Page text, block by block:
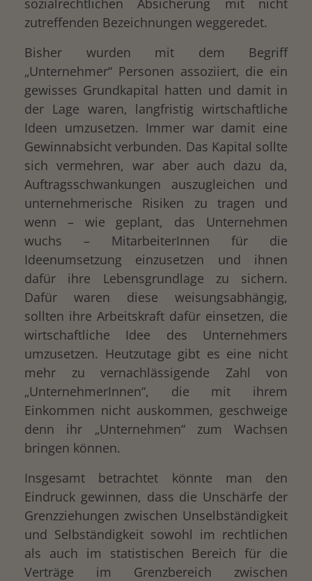
sozialrechtlichen Absicherung mit nicht
zutreffenden Bezeichnungen weggeredet.
Bisher wurden mit dem Begriff
„Unternehmer“ Personen assoziiert, die ein
gewisses Grundkapital hatten und damit in
der Lage waren, langfristig wirtschaftliche
Ideen umzusetzen. Immer war damit eine
Gewinnabsicht verbunden. Das Kapital sollte
sich vermehren, war aber auch dazu da,
Auftragsschwankungen auszugleichen und
unternehmerische Risiken zu tragen und
wenn – wie geplant, das Unternehmen
wuchs – MitarbeiterInnen für die
Ideenumsetzung einzusetzen und ihnen
dafür ihre Lebensgrundlage zu sichern.
Dafür waren diese weisungsabhängig,
sollten ihre Arbeitskraft dafür einsetzen, die
wirtschaftliche Idee des Unternehmers
umzusetzen. Heutzutage gibt es eine nicht
mehr zu vernachlässigende Zahl von
„UnternehmerInnen“, die mit ihrem
Einkommen nicht auskommen, geschweige
denn ihr „Unternehmen“ zum Wachsen
bringen können.
Insgesamt betrachtet könnte man den
Eindruck gewinnen, dass die Unschärfe der
Grenzziehungen zwischen Unselbständigkeit
und Selbständigkeit sowohl im rechtlichen
als auch im statistischen Bereich für die
Verträge im Grenzbereich zwischen